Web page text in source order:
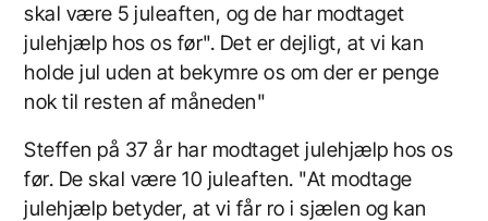
skal være 5 juleaften, og de har modtaget
julehjælp hos os før". Det er dejligt, at vi kan
holde jul uden at bekymre os om der er penge
nok til resten af måneden"
Steffen på 37 år har modtaget julehjælp hos os
før. De skal være 10 juleaften. "At modtage
julehjælp betyder, at vi får ro i sjælen og kan